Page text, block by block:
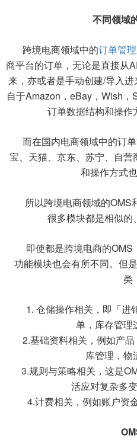
不同领域
跨境电商领域中的订单管
商平台的订单，无论是直接从
来，亦或者是手动创建/导入
自于Amazon，eBay，Wish
订单数据结构和操作
而在国内电商领域中的订单
宝、天猫、京东、苏宁、自
和操作方式
所以跨境电商领域的OMS
很多模块都是相似的
即使都是跨境电商的OMS
功能模块也会有所不同。但
类
1. 仓储操作相关，即「进
单，库存管理
2.基础资料相关，例如产品
库管理，物
3.规则与策略相关，这是
活应对复杂多
4.计费相关，例如账户资